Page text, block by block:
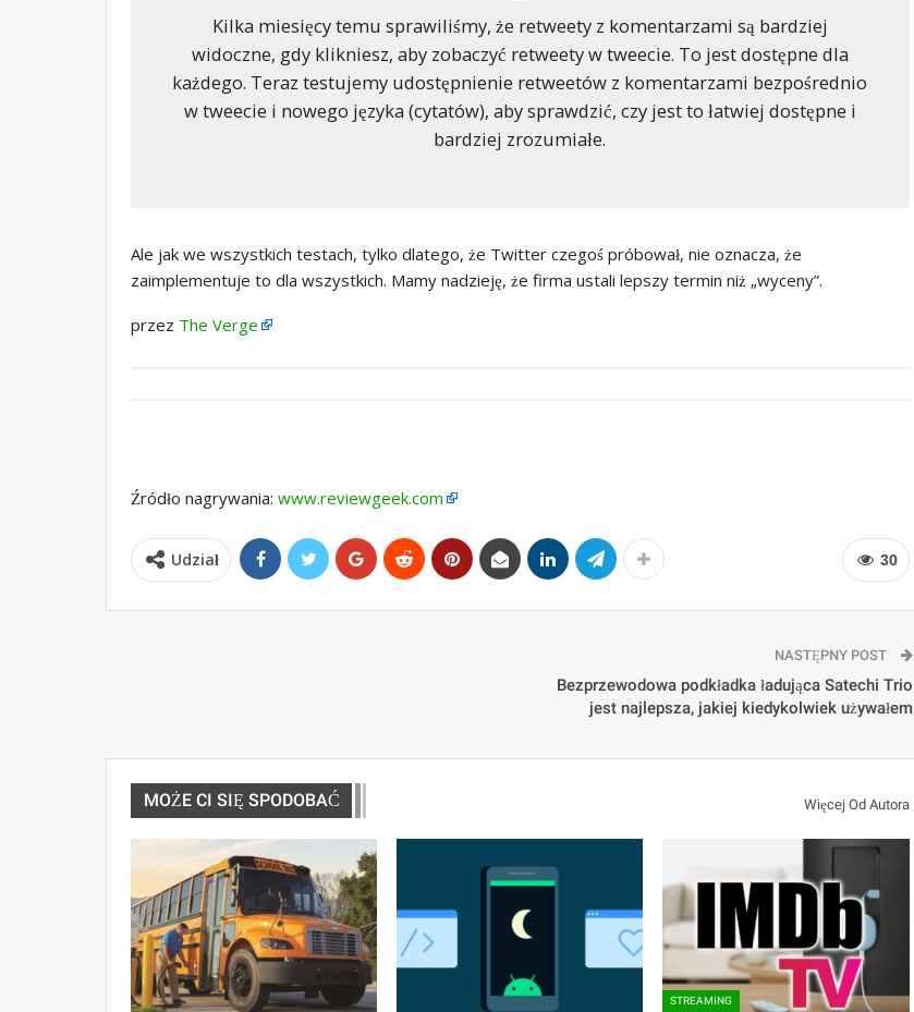
Kilka miesięcy temu sprawiliśmy, że retweety z komentarzami są bardziej
widoczne, gdy klikniesz, aby zobaczyć retweety w tweecie. To jest dostępne dla
każdego. Teraz testujemy udostępnienie retweetów z komentarzami bezpośrednio
w tweecie i nowego języka (cytatów), aby sprawdzić, czy jest to łatwiej dostępne i
bardziej zrozumiałe.
Ale jak we wszystkich testach, tylko dlatego, że Twitter czegoś próbował, nie oznacza, że ​​
zaimplementuje to dla wszystkich. Mamy nadzieję, że firma ustali lepszy termin niż „wyceny”.
przez The Verge
Źródło nagrywania: www.reviewgeek.com
30
Udział
NASTĘPNY POST
Bezprzewodowa podkładka ładująca Satechi Trio
jest najlepsza, jakiej kiedykolwiek używałem
MOŻE CI SIĘ SPODOBAĆ Więcej Od Autora
STREAMING